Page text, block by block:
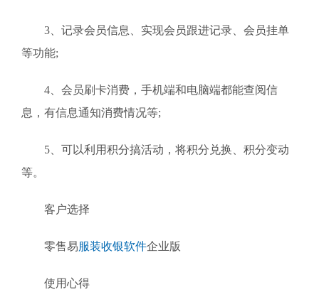
3、记录会员信息、实现会员跟进记录、会员挂单
等功能;
4、会员刷卡消费，手机端和电脑端都能查阅信
息，有信息通知消费情况等;
5、可以利用积分搞活动，将积分兑换、积分变动
等。
客户选择
零售易服装收银软件企业版
使用心得